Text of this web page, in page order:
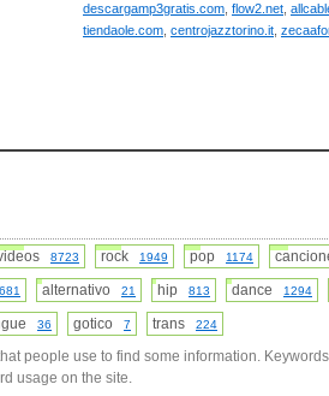
descargamp3gratis.com flow2.net
tiendaole.com centrojazztorino.it
8723 rock 1949 pop 1174
681 alternativo 21 hip 813 dance 1294
36 gotico 7 trans 224
people use to find some information.
usage on the site.